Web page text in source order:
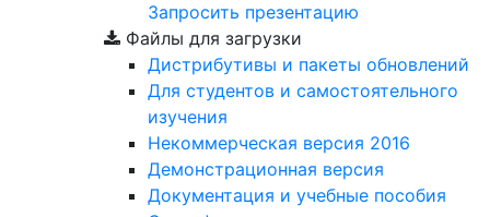
Запросить презентацию
Файлы для загрузки
Дистрибутивы и пакеты обновлений
Для студентов и самостоятельного
изучения
Некоммерческая версия 2016
Демонстрационная версия
Документация и учебные пособия